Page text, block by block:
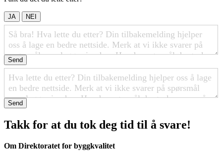
JA NEI
Send
Send
Takk for at du tok deg tid til å svare!
Om Direktoratet for byggkvalitet